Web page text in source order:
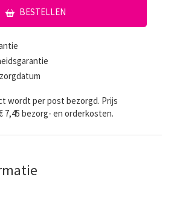
BESTELLEN
wordt per post bezorgd. Prijs
7,45 bezorg- en orderkosten.